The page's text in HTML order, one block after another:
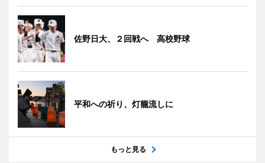
佐野日大、２回戦へ 高校野球
平和への祈り、灯籠流しに
もっと見る